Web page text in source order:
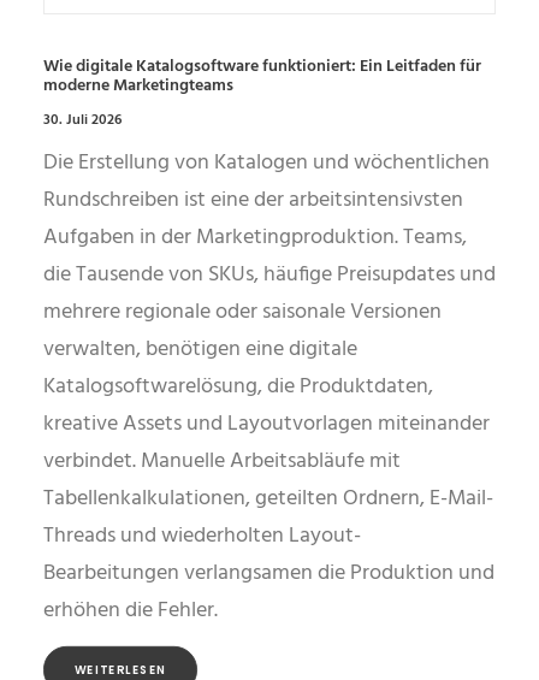
Wie digitale Katalogsoftware funktioniert: Ein Leitfaden für
moderne Marketingteams
30. Juli 2026
Die Erstellung von Katalogen und wöchentlichen
Rundschreiben ist eine der arbeitsintensivsten
Aufgaben in der Marketingproduktion. Teams,
die Tausende von SKUs, häufige Preisupdates und
mehrere regionale oder saisonale Versionen
verwalten, benötigen eine digitale
Katalogsoftwarelösung, die Produktdaten,
kreative Assets und Layoutvorlagen miteinander
verbindet. Manuelle Arbeitsabläufe mit
Tabellenkalkulationen, geteilten Ordnern, E-Mail-
Threads und wiederholten Layout-
Bearbeitungen verlangsamen die Produktion und
erhöhen die Fehler.
WEITERLESEN